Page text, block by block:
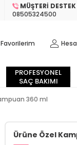
MÜŞTERI
08505324500
Favorilerim
PROFESYONEL
SAÇ BAKIMI
360 ml
Ürüne Özel